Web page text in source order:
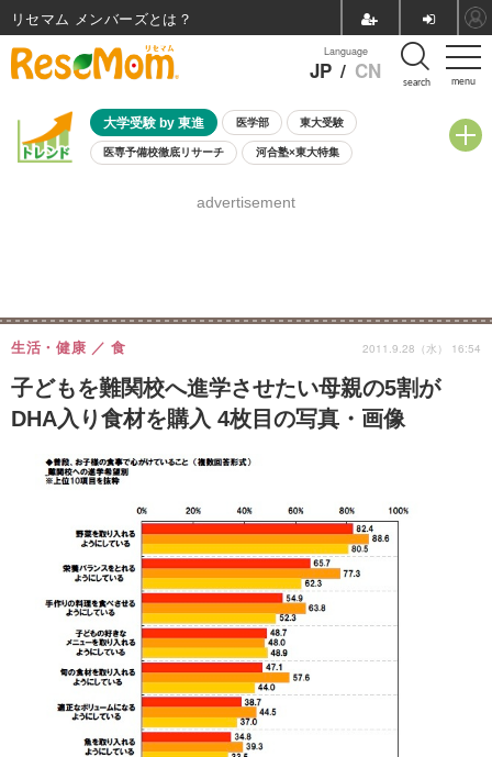
menu
Language
JP / CN search
大学受験 by 東進 医学部 東大受験
医専予備校徹底リサーチ 河合塾×東大特集
8月開催学校説明会・相談会
advertisement
子どもを難関校へ進学させたい母親の5割が
DHA入り食材を購入 4枚目の写真・画像
生活・健康 食 2011.9.28（水） 16:54
リセマム メンバーズ